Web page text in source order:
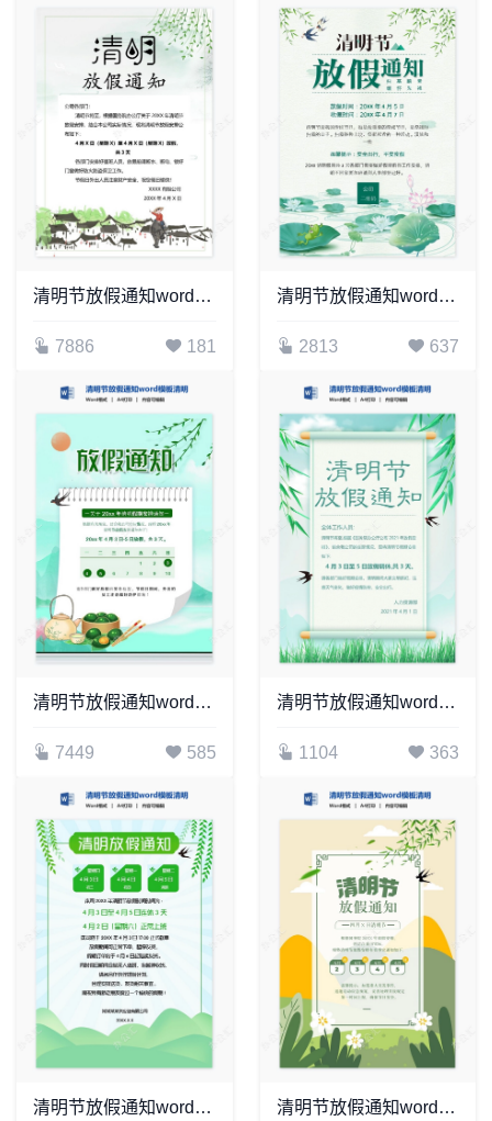
清明节放假通知word模板清明放假通知(2)
7886 181
清明节放假通知word模板清明放假通知(13)
2813 637
清明节放假通知word模板清明放假通知(7)
7449 585
清明节放假通知word模板清明放假通知(18)
1104 363
清明节放假通知word模板清明放假通知(10) 清明节放假通知word模板清明放假通知(12)